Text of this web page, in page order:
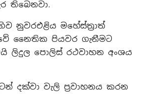
තිබෙනවා.
නුවරඑළිය මහේස්ත්‍රාත්
නෛතික පියවර ගැනීමට
ලිදුල පොලිස් රථවාහන අංශය
දක්වා වැලි ප්‍රවාහනය කරන